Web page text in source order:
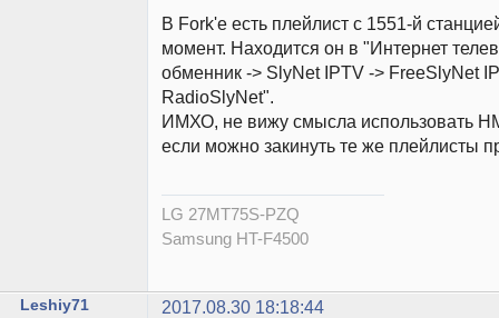
В Fork'e есть плейлист с 1551-й
момент. Находится он в "Интернет
обменник -> SlyNet IPTV -> FreeSlyNet
RadioSlyNet".
ИМХО, не вижу смысла использовать
если можно закинуть те же плейлисты
LG 27MT75S-PZQ
Samsung HT-F4500
Leshiy71 2017.08.30 18:18:44